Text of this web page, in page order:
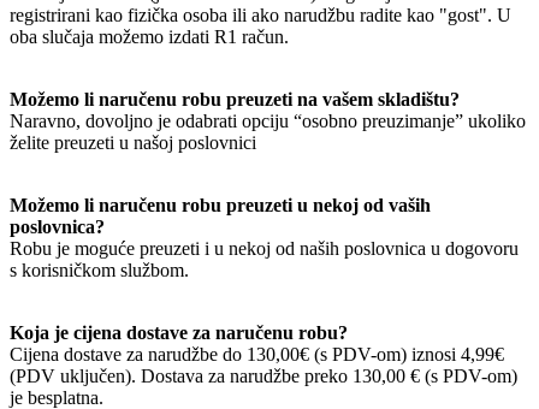
registrirani kao fizička osoba ili ako narudžbu radite kao "gost". U
oba slučaja možemo izdati R1 račun.
Možemo li naručenu robu preuzeti na vašem skladištu?
Naravno, dovoljno je odabrati opciju “osobno preuzimanje” ukoliko
želite preuzeti u našoj poslovnici
Možemo li naručenu robu preuzeti u nekoj od vaših
poslovnica?
Robu je moguće preuzeti i u nekoj od naših poslovnica u dogovoru
s korisničkom službom.
Koja je cijena dostave za naručenu robu?
Cijena dostave za narudžbe do 130,00€ (s PDV-om) iznosi 4,99€
(PDV uključen). Dostava za narudžbe preko 130,00 € (s PDV-om)
je besplatna.